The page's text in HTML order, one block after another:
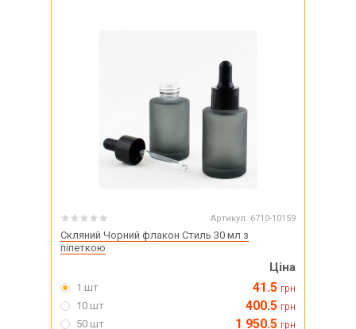
Артикул: 6710-10159
Скляний Чорний флакон Стиль 30 мл з
піпеткою
Ціна
1 шт 41.5 грн
10 шт 400.5 грн
50 шт 1 950.5 грн